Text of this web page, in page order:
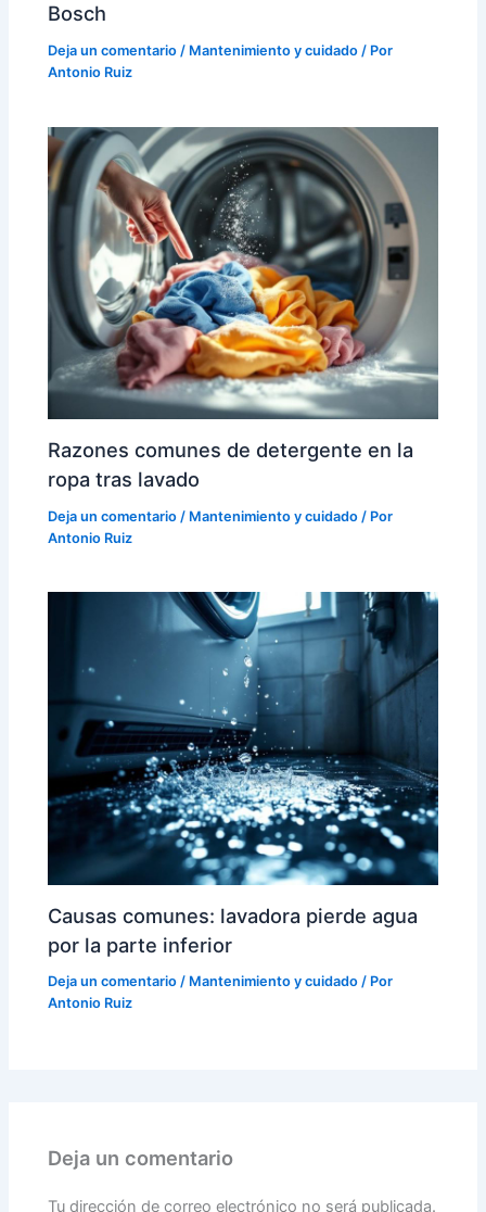
Bosch
Deja un comentario / Mantenimiento y cuidado / Por
Antonio Ruiz
Razones comunes de detergente en la
ropa tras lavado
Deja un comentario / Mantenimiento y cuidado / Por
Antonio Ruiz
Causas comunes: lavadora pierde agua
por la parte inferior
Deja un comentario / Mantenimiento y cuidado / Por
Antonio Ruiz
Deja un comentario
Tu dirección de correo electrónico no será publicada.